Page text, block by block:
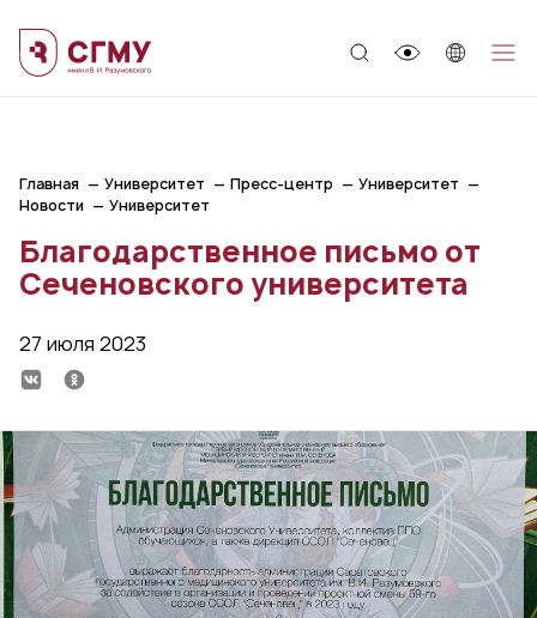
Главная Университет Пресс-центр
Университет
Новости
Университет
Благодарственное письмо от
Сеченовского университета
27 июля 2023